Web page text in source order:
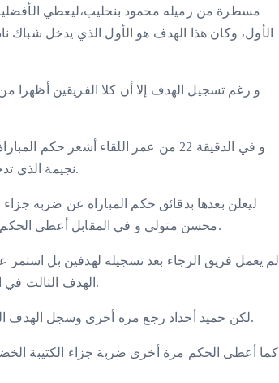
مسطرة من زميله محمود بنحليب،ليعطي
الأول، وكان هذا الهدف هو الأول الذي يدخل شباك
و في الدقيقة 22 من عمر اللقاء أشعر
نجيمة الذي تدخل في حق اللاعب حميد أحداد مسجل الهدف الأول.
محسن متولي و في المقابل أعطى الحكم بطاقة حمراء للاعب ياسين كورداني مرتكب الخطأ.
لم يعمل فريق الرجاء بعد تسجيله لهدفين بل
الهدف الثالث في الدقيقة 49 لكن ألغاه الحكم المساعد بداعي التسلل.
لكن حميد أحداد رجع مرة أخرى وسجل الهدف الثالث لصالح فريقه في الدقيقة 70 من عمر المباراة.
كما أعطى الحكم مرة أخرى ضربة جزاء الكتيبة